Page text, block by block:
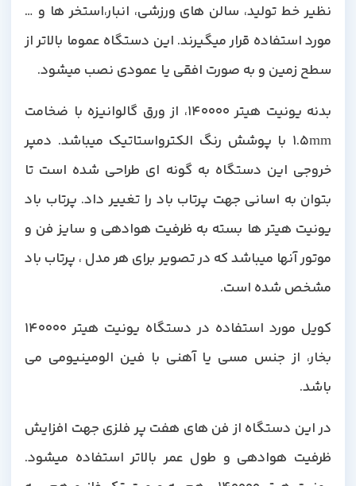
نظیر خط تولید، سالن های ورزشی، انبار،استخر ها و …
مورد استفاده قرار میگیرند. این دستگاه عموما بالاتر از
سطح زمین و به صورت افقی یا عمودی نصب میشود.
بدنه یونیت هیتر 140000، از ورق گالوانیزه با ضخامت
1.5mm با پوشش رنگ الکترواستاتیک میباشد. دمپر
خروجی این دستگاه به گونه ای طراحی شده است تا
بتوان به اسانی جهت پرتاب باد را تغییر داد. پرتاب باد
یونیت هیتر ها بسته به ظرفیت هوادهی و سایز فن و
موتور آنها میباشد که در تصویر برای هر مدل ، پرتاب باد
مشخص شده است.
کویل مورد استفاده در دستگاه یونیت هیتر 140000
بخار، از جنس مسی یا آهنی با فین الومینیومی می
باشد.
در این دستگاه از فن های هفت پر فلزی جهت افزایش
ظرفیت هوادهی و طول عمر بالاتر استفاده میشود.